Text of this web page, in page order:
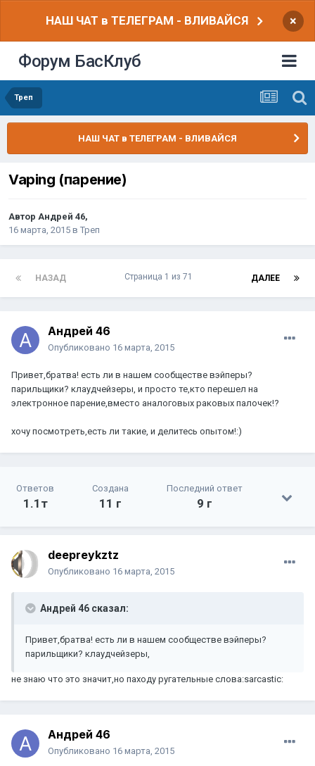
НАШ ЧАТ в ТЕЛЕГРАМ - ВЛИВАЙСЯ ×
Форум БасКлуб
Треп
НАШ ЧАТ в ТЕЛЕГРАМ - ВЛИВАЙСЯ
Vaping (парение)
Автор Андрей 46,
16 марта, 2015 в Треп
НАЗАД ДАЛЕЕ
Страница 1 из 71
Андрей 46
Опубликовано 16 марта, 2015
Привет,братва! есть ли в нашем сообществе вэйперы?
парильщики? клаудчейзеры, и просто те,кто перешел на
электронное парение,вместо аналоговых раковых палочек!?
хочу посмотреть,есть ли такие, и делитесь опытом!:)
Ответов
1.1т
Создана
11 г
Последний ответ
9 г
deepreykztz
Опубликовано 16 марта, 2015
Андрей 46 сказал:
Привет,братва! есть ли в нашем сообществе вэйперы?
парильщики? клаудчейзеры,
не знаю что это значит,но паходу ругательные слова:sarcastic:
Андрей 46
Опубликовано 16 марта, 2015